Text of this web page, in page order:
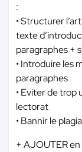
:
• Structurer
texte
paragraphes +
• Introduire les
paragraphes
• Eviter de trop
lectorat
• Bannir le
+ AJOUTER